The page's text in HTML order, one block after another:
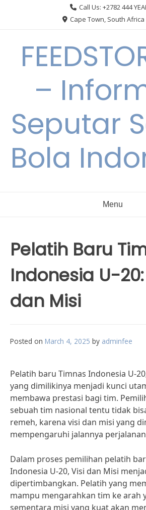
Call Us: +2782 444
Cape Town, South Africa
–
Seputar
Bola
Menu
Pelatih Baru
Indonesia U-
dan Misi
Posted on March 4, 2025 by adminfee
Pelatih baru Timnas Indonesia U-
yang dimilikinya menjadi kunci
membawa prestasi bagi tim.
sebuah tim nasional tentu tidak
remeh, karena visi dan misi yang
mempengaruhi jalannya
Dalam proses pemilihan pelatih
Indonesia U-20, Visi dan Misi
dipertimbangkan. Pelatih yang
mampu mengarahkan tim ke arah
sementara misi yang kuat akan